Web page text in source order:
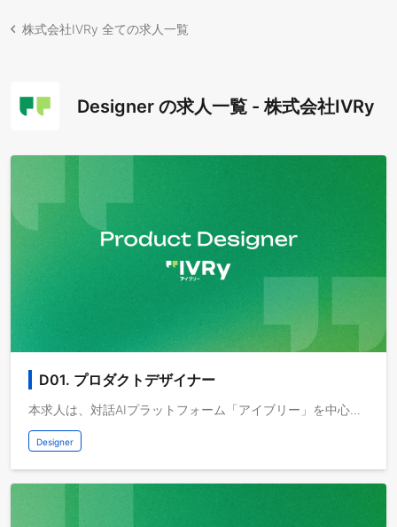
株式会社IVRy 全ての求人一覧
Designer の求人一覧 - 株式会社IVRy
D01. プロダクトデザイナー
本求人は、対話AIプラットフォーム「アイブリー」を中心に、AI Contact Center・IVRy Data Hub など拡大するプロダクト群に携わるプロダクトデザイナーの募集です。これらの体験設計・UIデザイン、デザインシステムの構築・運用を通じて、多様な顧客ニーズとビジネス成長をデザインの力で推進します。チームの一員として主体的にプロダクトデザインに取り組み、課題解決や組織づくりにも関れるポジションです。株式会社IVRyについてIVRyは「最高の技術を、すべての人と企業に届ける」をMissionに掲げ、対話AIプラットフォーム「アイブリー」を開発・運営しています。独自技術で応対品質と信頼性を担保し、導入アカウントは5万を突破。人が本来の価値を発揮し"働くことは楽しい"と皆が感じられる社会の実現を目指します。 2025年11月までに累計106.1億円の資金調達を完了。アイブリーに蓄積される貴重な「対話データ」と、最新のAI技術を掛け合わせ、データの価値を最大化。そして、顧客の声という一次情報を経営判断へと繋げ、企業の業務そのものを変革し、さらに顧客体験を向上させていきます。IVRy、シリーズDで総額40億円の資金調達を実施対話型音声AI SaaS「アイブリー」が 顧客の”声”を経営資源に変えるデータプラットフォーム 「IVRy Data Hub」を提供開始IVRyについてより詳しく知りたい方に向けて、会社やプロダクトに関する公開情報をまとめたページ をご用意しています。事業内容やプロダクトの詳細、所属メンバーについてご覧いただけます。IVRy｜プロダクト開発 採用ページIVRy Company Deck（会社紹介資料）募集背景対話AIプラットフォーム「アイブリー」は、全国47都道府県・98業界（約99%の業界）で活用されており、累計着電数7,000万件／累計50,000以上のアカウントが発行されるプロダクトへと成長してきました。これに伴い、お客様のニーズも多様化し、業界ごとに異なる課題や要望に対応するため、ホリゾンタルプロダクトとして幅広いニーズを満たす必要があります。 その中で、デザインは顧客の課題解決やビジネスの成長を加速させる重要な要素であると考えています。プロダクトにおけるユーザー体験だけでなく、マーケティング施策やブランド体験まで、あらゆる顧客接点において一貫性のあるデザインを提供することが求められています。 プロダクトの成長に伴いデザインの守備範囲も拡大しており、チームの一員としてプロダクトデザインに取り組んでいただけるメンバーを募集します。業務内容IVRyのプロダクトデザイナーとして、WEB・iOS/AndroidアプリのUX及びUIデザインを中心に、デザインシステムの構築・運用、ユーザー体験の最適化を担当します。PdMやエンジニアと連携しながら、ユーザー課題の解決とプロダクトの成長をデザインの力で推進していただきます。プロダクトデザイン電話AI自動応答を起点に、AI Contact Center・Data Hub・Analytics・AI FAXなど、担当プロダクトのUX・UIデザイン（新規立ち上げから既存プロダクトの改善まで、様々なフェーズに関わる機会があります）ユーザー課題の抽出と体験設計への落とし込みPdMやエンジニアとの連携・プロジェクト推進ユーザビリティの継続的な改善デザイン基盤デザインシステムおよびガイドラインの構築・運用デザインレビューを通じた品質向上AIツールを活用した新しいデザインワークフローの実践デザインチームへの貢献デザインレビューへの積極的な参加を通じた品質向上への貢献デザインナレッジや学びのチームへの共有チーム内での建設的なフィードバック文化の推進現在の課題IVRyでは新しい事業の柱がどんどん立ち上がっていく中で、事業の進化にデザイナーの数が追いついていません。立ち上がる新しいプロジェクトをデザイナーが兼務する形になり、ユーザー体験の追求が十分にできないことがあります。また、デザイン資産の管理やユーザー理解の仕組みも整備を進めている段階であり、一貫性のあるUXを提供するための体制をよりスピーディに強化する必要があります。期待していること自走し、主体的に課題を見つけて解決までやり遂げてほしいPdMが「Why」を考える一方で、デザイナーは「What」に責任を持ち、PdMと連携しながら、「What」を最適な形に落とし込んでほしいプロダクト開発の初期段階から関わり、設計の根幹に携わることで、より本質的なデザインを追求してほしい。デザインの力でプロダクトの方向性を牽引する役割を期待しているユーザビリティの改善をリードし、より使いやすいプロダクト体験を実現すること。プロダクトの価値を高めるために、細かな体験の質にもこだわってほしいデザインチームにおけるAIの活用IVRyのデザインチームでは、AIをデザインプロセスに積極的に取り入れながら、新しい働き方を模索しています。「AIを使いこなす」ではなく「AIと協業する」という姿勢で、チーム全体で試行錯誤を重ねています。 戦略立案や調査分析、サービスブループリントの整理、ユーザーフローの構造設計など、設計の初期フェーズからAIを活用し、思考の整理と意思決定を加速させています。 PdMやデザイナーがClaude CodeやGoogle AI Studioなどを使い、アイデアをインタラクティブなプロトタイプとして素早く形にしています。プロトタイプを共有→フィードバック→改善のサイクルを高速に回すことで、従来のプロセスでは実現しにくかったスピード感で意思決定を進めています。 デザインシステムはAIが参照しやすい形で整備しており、デザインデータとAIを接続することで、デザインから実装までのワークフローを効率化しています。 これらの取り組みは現在進行形であり、「こう使うべき」という正解はまだありません。一緒に試行錯誤しながら、AI時代のデザインプロセスを作っていける方を歓迎しています。AIに関する取り組みは、noteでも発信しています。プロダクト中核にAIが組み込まれている現場での、デザイナーの向き合い方リードデザイナーが語るそれぞれのAI導入の舞台裏AIと協業するデザイン実践──プロトタイピングで見えた変化環境・利用ツールデザイン・制作: Figma, Adobe CCAI: Claude, Gemini, ChatGPT, Google AI Studio, Devinコラボレーション: Slack, Notion, Google Workspaceプロジェクト管理・開発: Linear, GitHub新たな施策やツールの導入など、企業価値向上に寄与する取り組みを柔軟に提案・実施可能です。働く面白さ・成長環境得られるノウハウ特定ドメインに縛られず、多種多様な業界の課題を横断的に解きながらデザインする面白さがあるホリゾンタルプロダクトとしてあらゆる現場で使われるからこそ、業界ごとに異なる業務フローを読み解き汎用的な体験に昇華させる設計力が身につく得られる体験・醍醐味デザインの力でビジネス成長を牽引する役割を担うことができるコアプロダクトを軸に、新規プロダクトや事業開発に近い領域にも関われるチャンスがある0→1のフェーズでデザインを形にする経験ができる音声×AIという珍しい領域に携われる。特に音声UXの設計は発展途上で、他ではなかなか得られない経験ができるAIを活用した新しいデザインプロセスを、チームで一緒に作り上げていく経験ができる組織への関わりデザインチームの組織作りに関わり、チームの基盤を築くことができる。キャリアパス本ポジションでは、個々の志向や強みに応じて、さまざまなキャリアの選択肢があります。担当プロダクトのUX戦略と体験設計をリードし、プロダクトの方向性にデザインの力で貢献する役割デザインチームのリードや組織作りに携わり、チームの成長を支える役割デザインの枠を越えて、プロダクト戦略・要件定義から実装まで幅広く関与し、PdMや事業開発といったプロダクトマネジメント領域、あるいはデザインエンジニアリングやフロントエンド実装など技術領域へと、職種を横断してキャリアを広げることも可能一緒に働くメンバー、チームの特徴IVRyには、豊富なキャリアを積んだ実力者たちが次々と参画していますが、フラットで人間味あふれるメンバーばかりです。その中でもデザイナー陣は、前職でCXOやリードとして活躍していたメンバーが集結し、それぞれの強みを活かしてプロジェクトを牽引しています。常に試行錯誤を繰り返しながら、デザイナーの在り方やチームビジョン、デザイン組織としてのロードマップを議論し、高い当事者意識を持って進んでいるのが特徴です。 フルタイム・副業を問わず、全員がフラットな関係で意見を出し合い、組織やプロダクトの方向性を一緒に模索しながら作り上げている、そんなチャレンジングかつオープンな環境がIVRyのデザインチームの魅力です。 デザインプロセスのAI導入にも力を入れており、AIを身近に使いながら日々デザインに取り組んでいます。関連する発信IVRyデザインチーム1年半の現在地──型を使うのではなく、型を作るIVRyのコミュニケーションデザイン振り返りと、今からが本格的に面白い！話ブランドパーソナリティの言語化がロゴデザインを変える | インハウスで実現したアイブリーのロゴリニューアル事例IVRy Design ブログ (note)参考情報選考プロセスエントリーカジュアル面談書類選考面接（2〜3回）内定条件面談※面接から内定まで、オンラインにて対応可能です。 ※エントリー時に回答いただくアンケートの内容をもとに、カジュアル面談を実施いたします。カジュアル面談を経て正式なご応募に進んでいただいた方には、書類選考をご案内します。ご希望やご経験に合うポジションの提案が難しい場合は、面談の実施を見送らせていただくこともございます。開発実績アイブリーアイブリー AI Contact CenterアイブリーモバイルアプリIVRy AI FAXIVRy Data Hubキャリア登録ご応募を検討中の方だけでなく、「まずは話を聞いてみたい」「今後のために情報を受け取りたい」という方も歓迎です。 ご関心があれば、キャリア登録 からぜひご登録ください。採用方針IVRyは、年齢・性別・国籍・人種・障がいの有無・LGBTQ+・婚姻状況・雇用形態といった属性によって採用や選考の判断を行うことは一切ありません。 IVRyのミッションと「Work is Fun」という価値観に共感し、AIによって仕事と顧客体験を再定義する挑戦にワクワクできる方と、一緒に未来をつくっていきたいと考えています。
Designer